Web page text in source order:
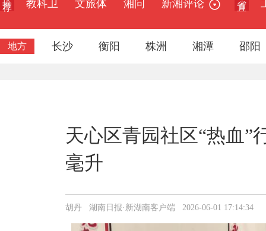
教科卫
文旅体 湘问 新湘评论
地方 长沙 衡阳 株洲 湘潭 邵阳
天心区青园社区“热血”
毫升
胡丹 湖南日报·新湖南客户端 2026-06-01 17:14:34